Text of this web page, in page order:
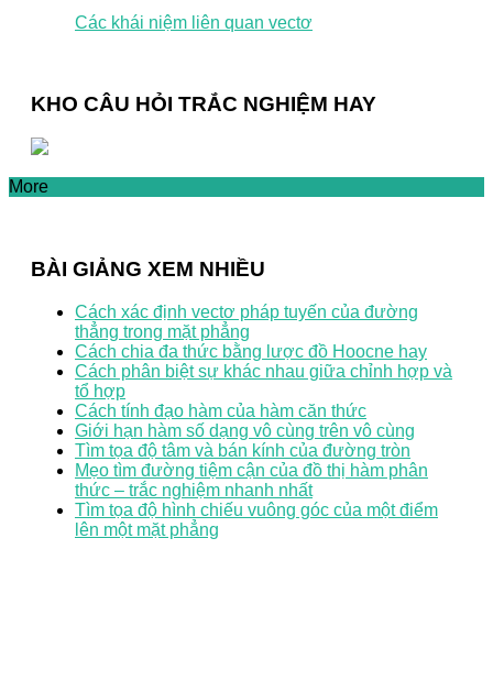
Các khái niệm liên quan vectơ
KHO CÂU HỎI TRẮC NGHIỆM HAY
More
BÀI GIẢNG XEM NHIỀU
Cách xác định vectơ pháp tuyến của đường
thẳng trong mặt phẳng
Cách chia đa thức bằng lược đồ Hoocne hay
Cách phân biệt sự khác nhau giữa chỉnh hợp và
tổ hợp
Cách tính đạo hàm của hàm căn thức
Giới hạn hàm số dạng vô cùng trên vô cùng
Tìm tọa độ tâm và bán kính của đường tròn
Mẹo tìm đường tiệm cận của đồ thị hàm phân
thức – trắc nghiệm nhanh nhất
Tìm tọa độ hình chiếu vuông góc của một điểm
lên một mặt phẳng